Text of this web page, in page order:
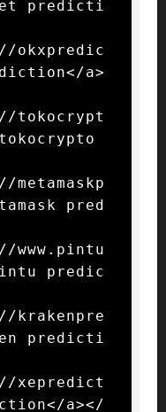
predicti
okxpredic
a>
tokocrypt
pred
www.pintu
predic
krakenpre
predicti
xepredict
a></